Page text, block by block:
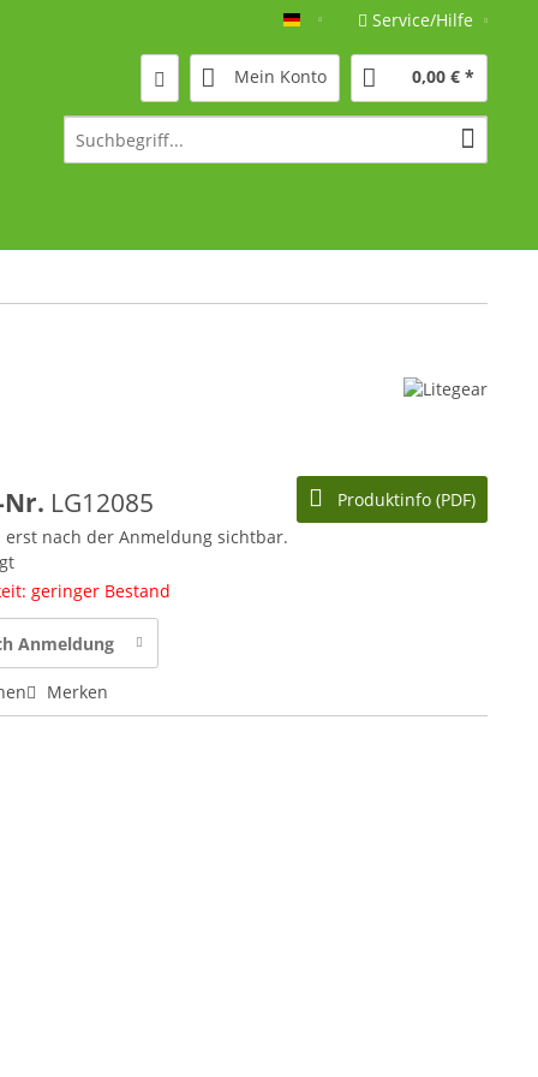
Deutsch Service/Hilfe
Mein Konto 0,00 € *
Produktinfo (PDF)
LG12085
erst nach der Anmeldung sichtbar.
geringer Bestand
Anmeldung
Merken